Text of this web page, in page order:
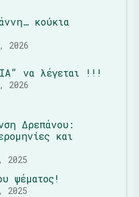
κούκια
2026
να λέγεται !!!
2026
Δρεπάνου:
και
2025
ψέματος!
2025